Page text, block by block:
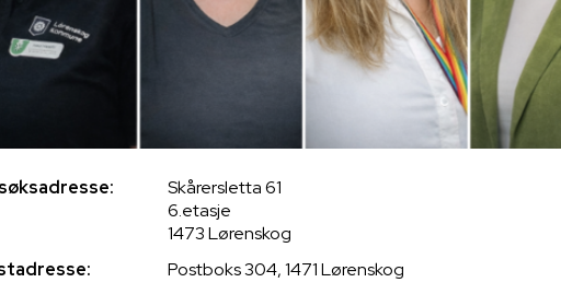
Skårersletta 61
6.etasje
1473 Lørenskog
Postboks 304, 1471 Lørenskog